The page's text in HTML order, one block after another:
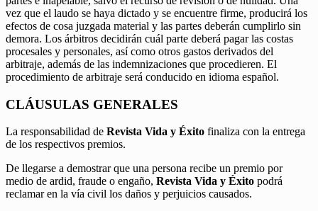
vez que el laudo se haya dictado y se encuentre firme, producirá los
efectos de cosa juzgada material y las partes deberán cumplirlo sin
demora. Los árbitros decidirán cuál parte deberá pagar las costas
procesales y personales, así como otros gastos derivados del
arbitraje, además de las indemnizaciones que procedieren. El
procedimiento de arbitraje será conducido en idioma español.
CLÁUSULAS GENERALES
La responsabilidad de Revista Vida y Éxito finaliza con la entrega
de los respectivos premios.
De llegarse a demostrar que una persona recibe un premio por
medio de ardid, fraude o engaño, Revista Vida y Éxito podrá
reclamar en la vía civil los daños y perjuicios causados.